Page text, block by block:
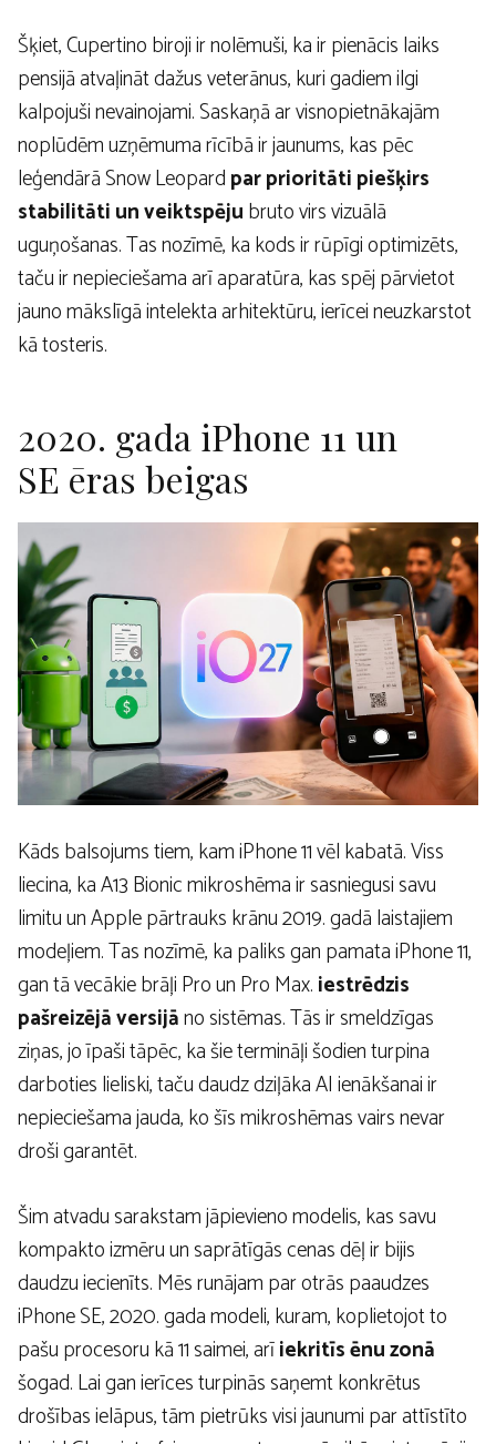
Šķiet, Cupertino biroji ir nolēmuši, ka ir pienācis laiks
pensijā atvaļināt dažus veterānus, kuri gadiem ilgi
kalpojuši nevainojami. Saskaņā ar visnopietnākajām
noplūdēm uzņēmuma rīcībā ir jaunums, kas pēc
leģendārā Snow Leopardpar prioritāti piešķirs
stabilitāti un veiktspējubruto virs vizuālā
uguņošanas. Tas nozīmē, ka kods ir rūpīgi optimizēts,
taču ir nepieciešama arī aparatūra, kas spēj pārvietot
jauno mākslīgā intelekta arhitektūru, ierīcei neuzkarstot
kā tosteris.
2020. gada iPhone 11 un
SE ēras beigas
Kāds balsojums tiem, kam iPhone 11 vēl kabatā. Viss
liecina, ka A13 Bionic mikroshēma ir sasniegusi savu
limitu un Apple pārtrauks krānu 2019. gadā laistajiem
modeļiem. Tas nozīmē, ka paliks gan pamata iPhone 11,
gan tā vecākie brāļi Pro un Pro Max.iestrēdzis
pašreizējā versijāno sistēmas. Tās ir smeldzīgas
ziņas, jo īpaši tāpēc, ka šie termināļi šodien turpina
darboties lieliski, taču daudz dziļāka AI ienākšanai ir
nepieciešama jauda, ​​ko šīs mikroshēmas vairs nevar
droši garantēt.
Šim atvadu sarakstam jāpievieno modelis, kas savu
kompakto izmēru un saprātīgās cenas dēļ ir bijis
daudzu iecienīts. Mēs runājam par otrās paaudzes
iPhone SE, 2020. gada modeli, kuram, koplietojot to
pašu procesoru kā 11 saimei, arīiekritīs ēnu zonā
šogad. Lai gan ierīces turpinās saņemt konkrētus
drošības ielāpus, tām pietrūks visi jaunumi par attīstīto